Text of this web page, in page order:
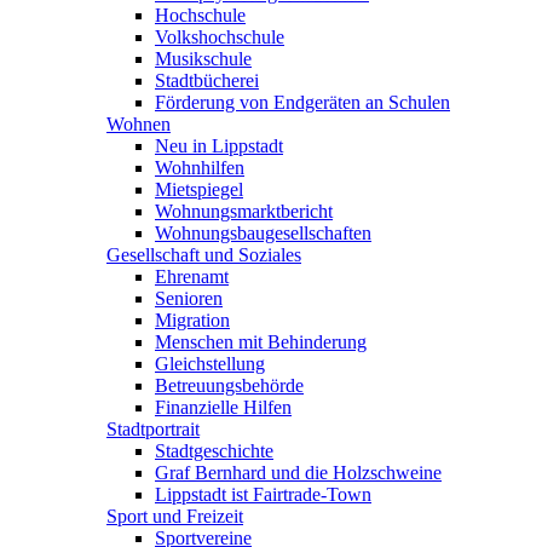
Hochschule
Volkshochschule
Musikschule
Stadtbücherei
Förderung von Endgeräten an Schulen
Wohnen
Neu in Lippstadt
Wohnhilfen
Mietspiegel
Wohnungsmarktbericht
Wohnungsbaugesellschaften
Gesellschaft und Soziales
Ehrenamt
Senioren
Migration
Menschen mit Behinderung
Gleichstellung
Betreuungsbehörde
Finanzielle Hilfen
Stadtportrait
Stadtgeschichte
Graf Bernhard und die Holzschweine
Lippstadt ist Fairtrade-Town
Sport und Freizeit
Sportvereine